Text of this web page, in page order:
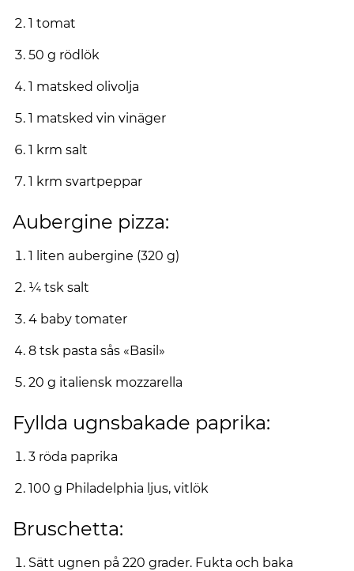
1 tomat
50 g rödlök
1 matsked olivolja
1 matsked vin vinäger
1 krm salt
1 krm svartpeppar
Aubergine pizza:
1 liten aubergine (320 g)
¼ tsk salt
4 baby tomater
8 tsk pasta sås «Basil»
20 g italiensk mozzarella
Fyllda ugnsbakade paprika:
3 röda paprika
100 g Philadelphia ljus, vitlök
Bruschetta:
Sätt ugnen på 220 grader. Fukta och baka